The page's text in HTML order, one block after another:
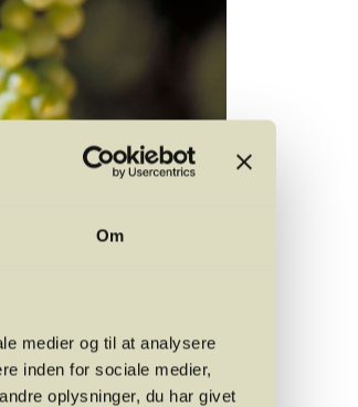
Om
medier og til at analysere
inden for sociale medier,
oplysninger, du har givet
spillet en helt central